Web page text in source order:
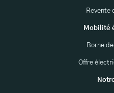
Revente
Mobilité
Borne
Offre